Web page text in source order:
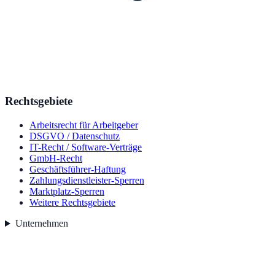
Rechtsgebiete
Arbeitsrecht für Arbeitgeber
DSGVO / Datenschutz
IT-Recht / Software-Verträge
GmbH-Recht
Geschäftsführer-Haftung
Zahlungsdienstleister-Sperren
Marktplatz-Sperren
Weitere Rechtsgebiete
Unternehmen